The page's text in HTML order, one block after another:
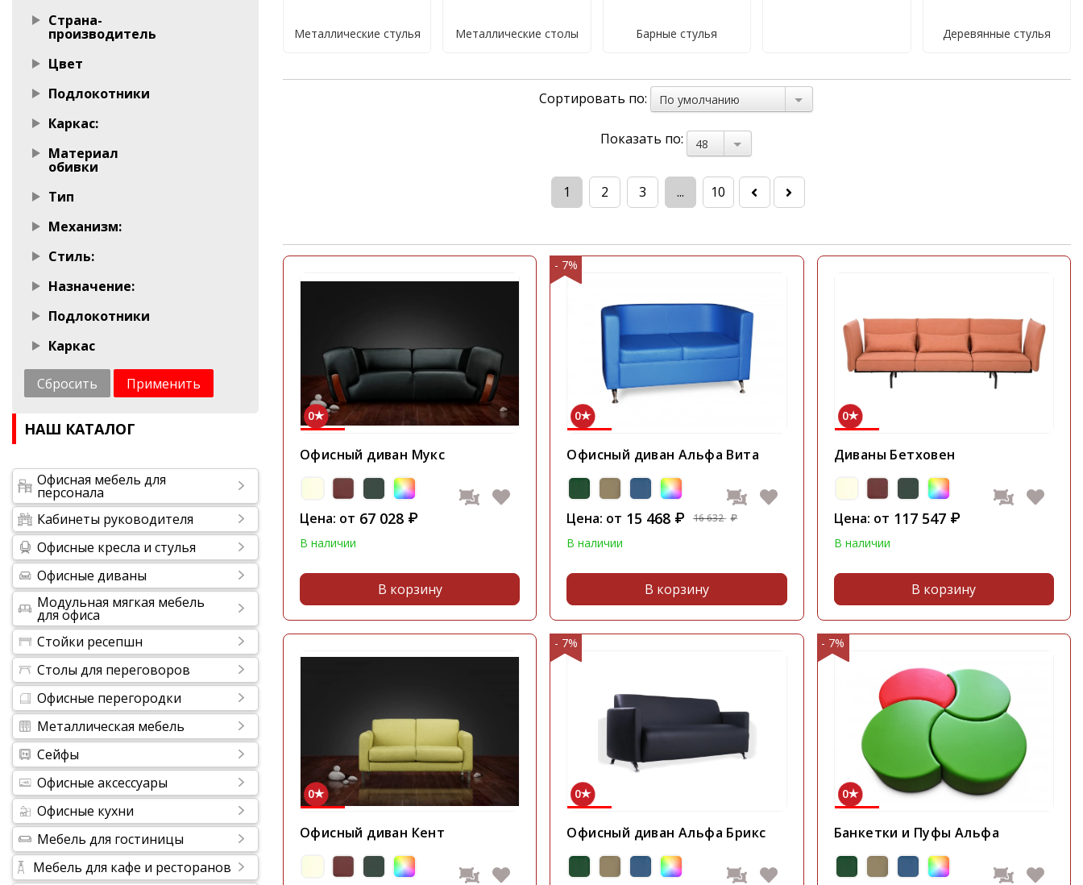
Страна-
производитель
Цвет
Подлокотники
Каркас:
Материал
обивки
Тип
Механизм:
Стиль:
Назначение:
Подлокотники
Каркас
Сбросить Применить
НАШ КАТАЛОГ
Офисная мебель для
персонала
Кабинеты руководителя
Офисные кресла и стулья
Офисные диваны
Модульная мягкая мебель
для офиса
Стойки ресепшн
Столы для переговоров
Офисные перегородки
Металлическая мебель
Сейфы
Офисные аксессуары
Офисные кухни
Мебель для гостиницы
Мебель для кафе и ресторанов
Металлические стулья Металлические столы Барные стулья Деревянные стулья
Столы обеденные
ресторанов
Сортировать по: По умолчанию
Показать по: 48
1 2 3 ... 10
0
Офисный диван Мукс
Цена: от 67 028 ₽
В наличии
В корзину
- 7%
0
Офисный диван Альфа Вита
Цена: от 15 468 ₽ 16 632 ₽
В наличии
В корзину
0
Диваны Бетховен
Цена: от 117 547 ₽
В наличии
В корзину
0
Офисный диван Кент
- 7%
0
Офисный диван Альфа Брикс
- 7%
0
Банкетки и Пуфы Альфа